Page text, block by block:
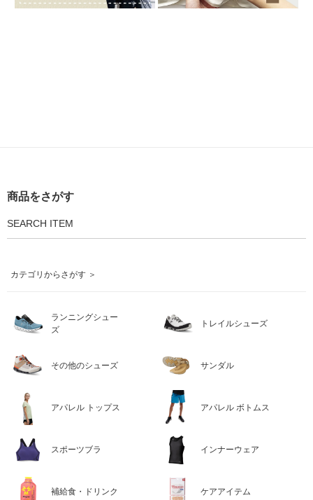
商品をさがす
SEARCH ITEM
カテゴリからさがす ＞
ランニングシュー
ズ
トレイルシューズ
その他のシューズ サンダル
アパレル トップス アパレル ボトムス
スポーツブラ インナーウェア
補給食・ドリンク ケアアイテム